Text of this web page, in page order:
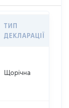
ТИП
ДЕКЛАРАЦІЇ
Щорічна